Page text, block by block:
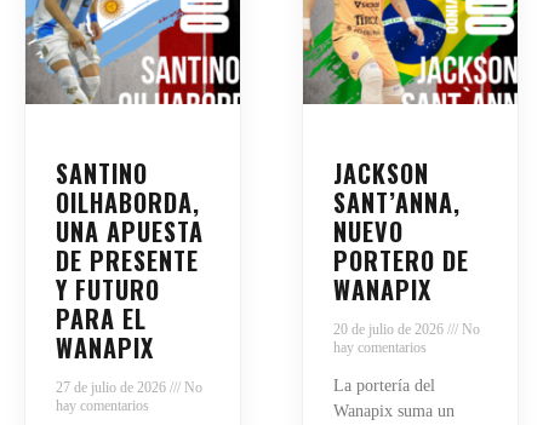
SANTINO
OILHABORDA,
UNA APUESTA
DE PRESENTE
Y FUTURO
PARA EL
WANAPIX
27 de julio de 2026
No
hay comentarios
JACKSON
SANT’ANNA,
NUEVO
PORTERO DE
WANAPIX
20 de julio de 2026
No
hay comentarios
La portería del
Wanapix suma un